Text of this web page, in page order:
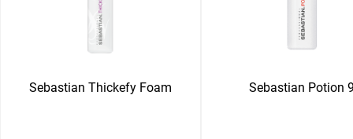
Sebastian Thickefy Foam Sebastian Potion